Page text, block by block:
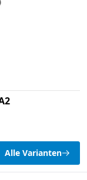
Alle Varianten